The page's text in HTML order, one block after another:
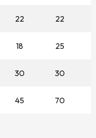
22 22
18 25
30 30
45 70